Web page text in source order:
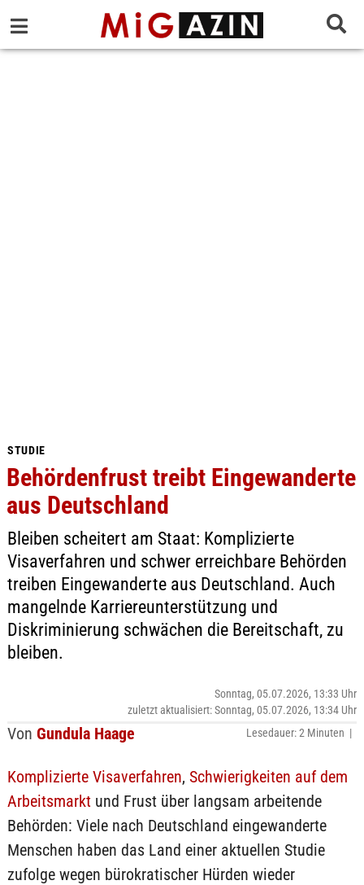
STUDIE
Behördenfrust treibt Eingewanderte
aus Deutschland
Bleiben scheitert am Staat: Komplizierte
Visaverfahren und schwer erreichbare Behörden
treiben Eingewanderte aus Deutschland. Auch
mangelnde Karriereunterstützung und
Diskriminierung schwächen die Bereitschaft, zu
bleiben.
Von Gundula Haage
Sonntag, 05.07.2026, 13:33 Uhr
zuletzt aktualisiert: Sonntag, 05.07.2026, 13:34 Uhr
Lesedauer: 2 Minuten |
Komplizierte Visaverfahren, Schwierigkeiten auf dem
Arbeitsmarktund Frust über langsam arbeitende
Behörden: Viele nach Deutschland eingewanderte
Menschen haben das Land einer aktuellen Studie
zufolge wegen bürokratischer Hürden wieder